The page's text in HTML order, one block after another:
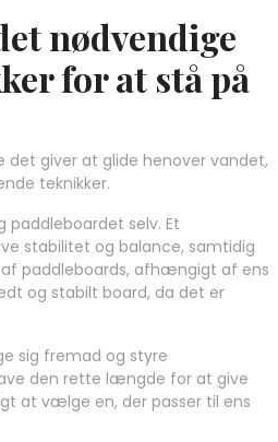
nødvendige
for at stå på
det giver at glide henover vandet,
teknikker.
selv. Et
stabilitet og balance, samtidig
paddleboards, afhængigt af ens
og stabilt board, da det er
sig fremad og styre
den rette længde for at give
at vælge en, der passer til ens